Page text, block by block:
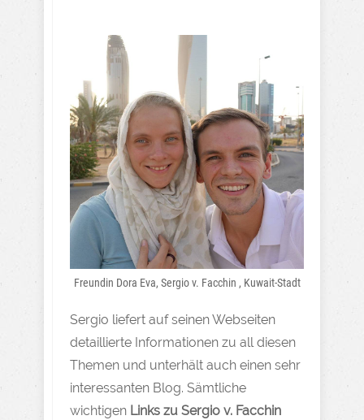
Freundin Dora Eva, Sergio v. Facchin , Kuwait-Stadt
Sergio liefert auf seinen Webseiten
detaillierte Informationen zu all diesen
Themen und unterhält auch einen sehr
interessanten Blog. Sämtliche
wichtigen Links zu Sergio v. Facchin